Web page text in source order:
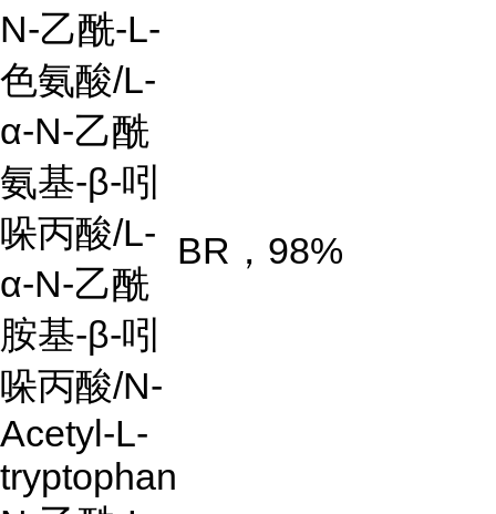
N-乙酰-L-
色氨酸/L-
α-N-乙酰
氨基-β-吲
哚丙酸/L-
α-N-乙酰
胺基-β-吲
哚丙酸/N-
Acetyl-L-
tryptophan
BR ， 98%